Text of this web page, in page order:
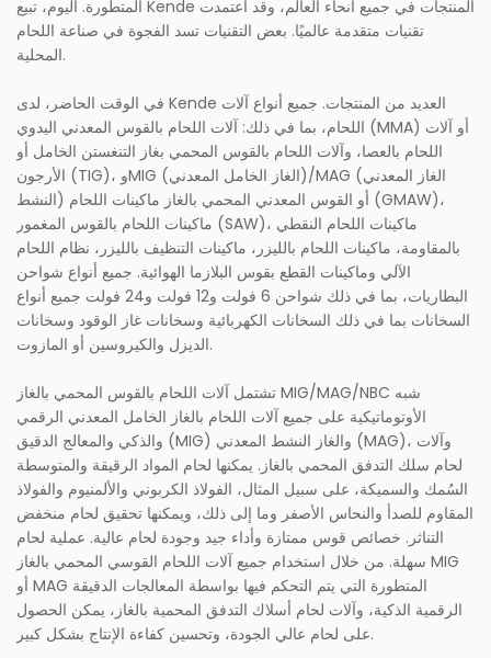
المتطورة. اليوم، تبيع Kende المنتجات في جميع أنحاء العالم، وقد اعتمدت
تقنيات متقدمة عالميًا. بعض التقنيات تسد الفجوة في صناعة اللحام
المحلية.
في الوقت الحاضر، لدى Kende العديد من المنتجات. جميع أنواع آلات
اللحام، بما في ذلك: آلات اللحام بالقوس المعدني اليدوي (MMA) أو آلات
اللحام بالعصا، وآلات اللحام بالقوس المحمي بغاز التنغستن الخامل أو
الأرجون (TIG)، وMIG (الغاز الخامل المعدني)/MAG (الغاز المعدني
النشط) أو القوس المعدني المحمي بالغاز ماكينات اللحام (GMAW)،
ماكينات اللحام بالقوس المغمور (SAW)، ماكينات اللحام النقطي
بالمقاومة، ماكينات اللحام بالليزر، ماكينات التنظيف بالليزر، نظام اللحام
الآلي وماكينات القطع بقوس البلازما الهوائية. جميع أنواع شواحن
البطاريات، بما في ذلك شواحن 6 فولت و12 فولت و24 فولت جميع أنواع
السخانات بما في ذلك السخانات الكهربائية وسخانات غاز الوقود وسخانات
الديزل والكيروسين أو المازوت.
تشتمل آلات اللحام بالقوس المحمي بالغاز MIG/MAG/NBC شبه
الأوتوماتيكية على جميع آلات اللحام بالغاز الخامل المعدني الرقمي
والذكي والمعالج الدقيق (MIG) والغاز النشط المعدني (MAG)، وآلات
لحام سلك التدفق المحمي بالغاز. يمكنها لحام المواد الرقيقة والمتوسطة
السُمك والسميكة، على سبيل المثال، الفولاذ الكربوني والألمنيوم والفولاذ
المقاوم للصدأ والنحاس الأصفر وما إلى ذلك، ويمكنها تحقيق لحام منخفض
التناثر. خصائص قوس ممتازة وأداء جيد وجودة لحام عالية. عملية لحام
سهلة. من خلال استخدام جميع آلات اللحام القوسي المحمي بالغاز MIG
أو MAG المتطورة التي يتم التحكم فيها بواسطة المعالجات الدقيقة
الرقمية الذكية، وآلات لحام أسلاك التدفق المحمية بالغاز، يمكن الحصول
على لحام عالي الجودة، وتحسين كفاءة الإنتاج بشكل كبير.